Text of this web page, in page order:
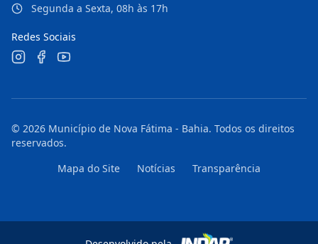
Segunda a Sexta, 08h às 17h
Redes Sociais
© 2026 Município de Nova Fátima - Bahia. Todos os direitos
reservados.
Mapa do Site
Notícias Transparência